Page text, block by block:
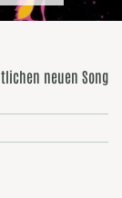
neuen Song